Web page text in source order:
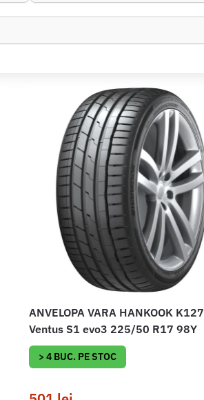
ANVELOPA VARA HANKOOK K127
Ventus S1 evo3 225/50 R17 98Y
> 4 BUC. PE STOC